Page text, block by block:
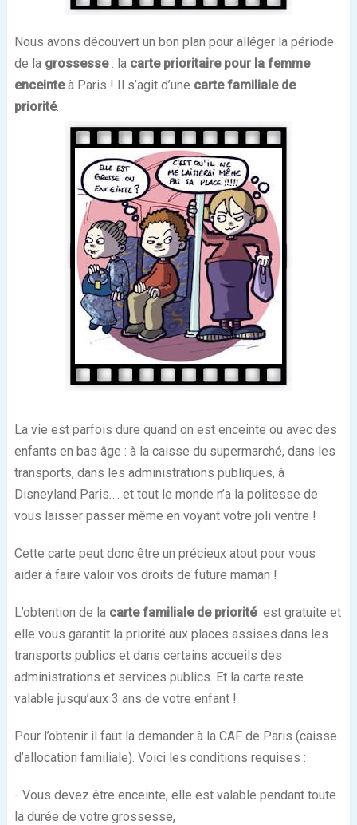
Nous avons découvert un bon plan pour alléger la période
de la grossesse: la carte prioritaire pour la femme
enceinteà Paris ! Il s’agit d’une carte familiale de
priorité.
La vie est parfois dure quand on est enceinte ou avec des
enfants en bas âge : à la caisse du supermarché, dans les
transports, dans les administrations publiques, à
Disneyland Paris…. et tout le monde n’a la politesse de
vous laisser passer même en voyant votre joli ventre !
Cette carte peut donc être un précieux atout pour vous
aider à faire valoir vos droits de future maman !
L’obtention de la carte familiale de prioritéest gratuite et
elle vous garantit la priorité aux places assises dans les
transports publics et dans certains accueils des
administrations et services publics. Et la carte reste
valable jusqu’aux 3 ans de votre enfant !
Pour l’obtenir il faut la demander à la CAF de Paris (caisse
d’allocation familiale). Voici les conditions requises :
- Vous devez être enceinte, elle est valable pendant toute
la durée de votre grossesse,